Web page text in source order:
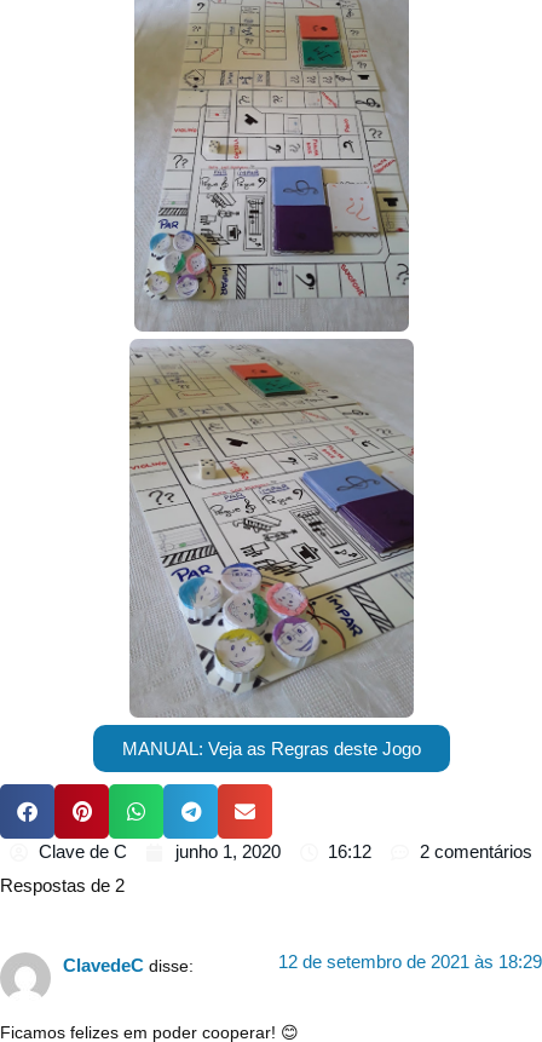
MANUAL: Veja as Regras deste Jogo
Clave de C junho 1, 2020 16:12
2 comentários
Respostas de 2
ClavedeC disse: 12 de setembro de 2021 às 18:29
Ficamos felizes em poder cooperar! 😊